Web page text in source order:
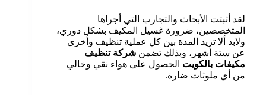
لقد أثبتت الأبحاث والتجارب التي أجراها
المتخصصين، ضرورة غسيل المكيف بشكل دوري،
ولابد ألا تزيد المدة بين كل عملية تنظيف وأخرى
عن ستة أشهر، وبذلك تضمن شركة تنظيف
مكيفات بالكويت الحصول على هواء نقي وخالي
من أي ملوثات ضارة.